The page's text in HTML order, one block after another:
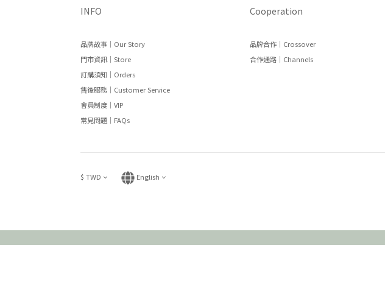
INFO
品牌故事｜Our Story
門市資訊｜Store
訂購須知｜Orders
售後服務｜Customer Service
會員制度｜VIP
常見問題｜FAQs
Cooperation
品牌合作｜Crossover
合作通路｜Channels
$ TWD English